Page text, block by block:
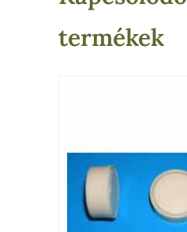
termékek